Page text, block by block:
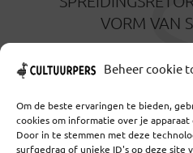
Beheer cookie
Om de beste ervaringen te bieden,
cookies om informatie over je
Door in te stemmen met deze
surfgedrag of unieke ID's op deze site
VORM VAN